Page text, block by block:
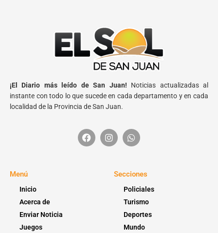
¡El Diario más leído de San Juan! Noticias actualizadas al
instante con todo lo que sucede en cada departamento y en cada
localidad de la Provincia de San Juan.
Menú
Inicio
Acerca de
Enviar Noticia
Juegos
Secciones
Policiales
Turismo
Deportes
Mundo